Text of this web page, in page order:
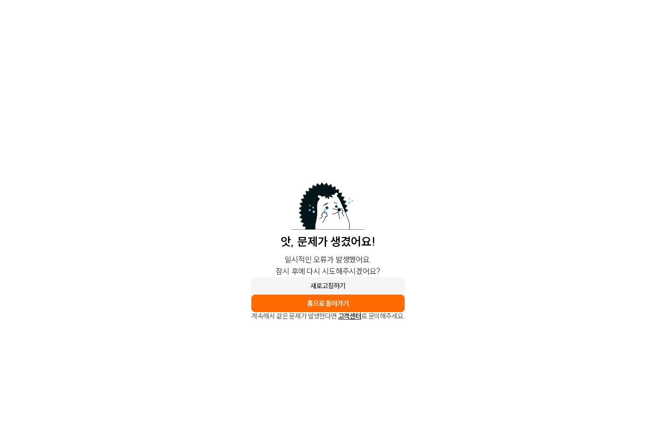
앗, 문제가 생겼어요!
일시적인 오류가 발생했어요.
잠시 후에 다시 시도해주시겠어요?
새로고침하기
홈으로 돌아가기
계속해서 같은 문제가 발생한다면 고객센터로 문의해주세요.